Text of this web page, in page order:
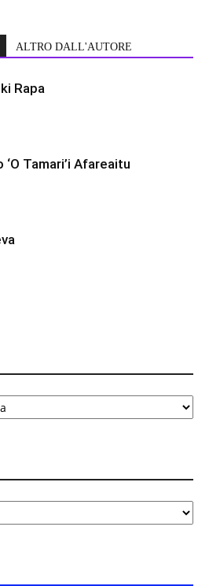
ALTRO DALL'AUTORE
Rapa
‘O Tamari’i Afareaitu